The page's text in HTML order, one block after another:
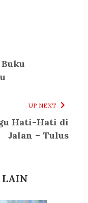
UP NEXT
Hati-Hati di
Jalan – Tulus
LAIN